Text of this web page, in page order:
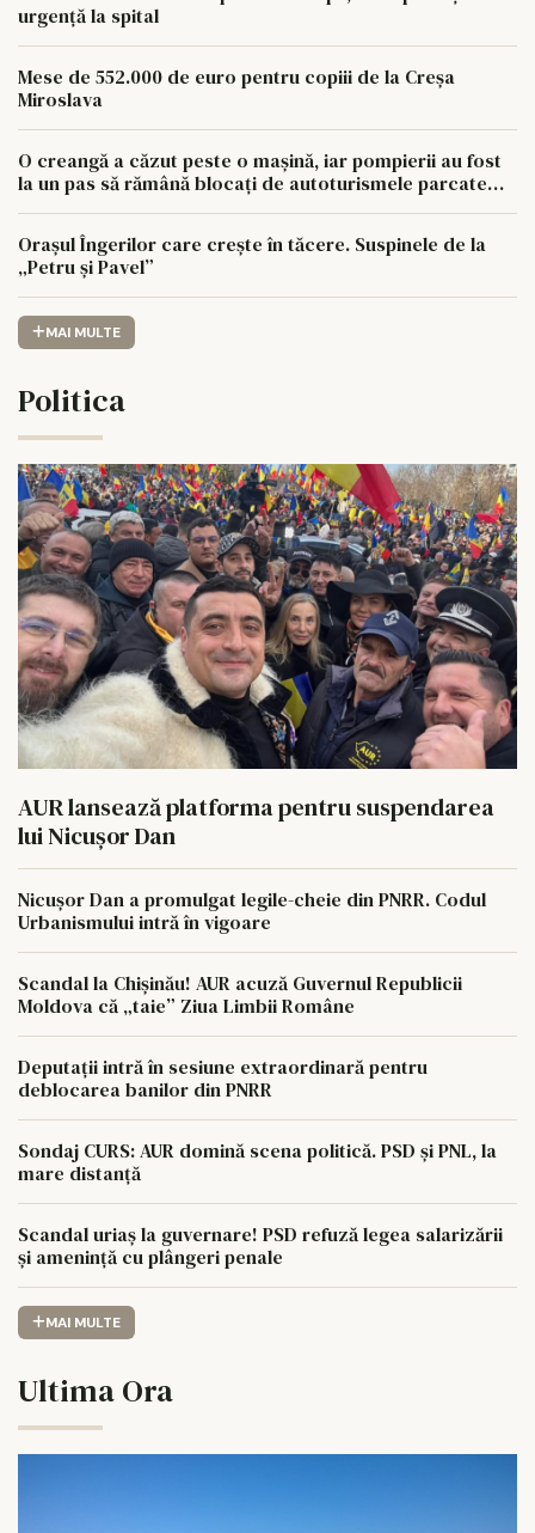
urgență la spital
Mese de 552.000 de euro pentru copiii de la Creșa
Miroslava
O creangă a căzut peste o mașină, iar pompierii au fost
la un pas să rămână blocați de autoturismele parcate
Orașul Îngerilor care crește în tăcere. Suspinele de la
„Petru și Pavel”
MAI MULTE
Politica
AUR lansează platforma pentru suspendarea
lui Nicușor Dan
Nicușor Dan a promulgat legile-cheie din PNRR. Codul
Urbanismului intră în vigoare
Scandal la Chișinău! AUR acuză Guvernul Republicii
Moldova că „taie” Ziua Limbii Române
Deputații intră în sesiune extraordinară pentru
deblocarea banilor din PNRR
Sondaj CURS: AUR domină scena politică. PSD și PNL, la
mare distanță
Scandal uriaș la guvernare! PSD refuză legea salarizării
și amenință cu plângeri penale
MAI MULTE
Ultima Ora